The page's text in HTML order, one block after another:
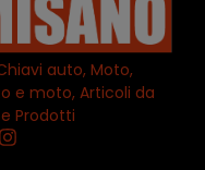
auto, Moto,
e moto, Articoli da
Prodotti